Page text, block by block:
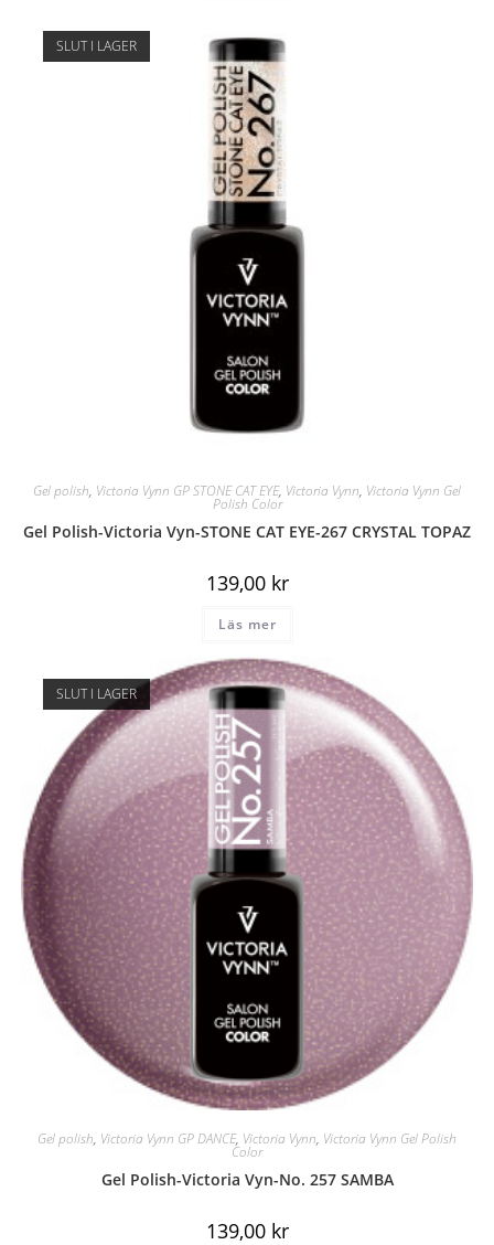
SLUT I LAGER
Gel polish, Victoria Vynn GP STONE CAT EYE, Victoria Vynn, Victoria Vynn Gel
Polish Color
Gel Polish-Victoria Vyn-STONE CAT EYE-267 CRYSTAL TOPAZ
139,00 kr
Läs mer
SLUT I LAGER
Gel polish, Victoria Vynn GP DANCE, Victoria Vynn, Victoria Vynn Gel Polish
Color
Gel Polish-Victoria Vyn-No. 257 SAMBA
139,00 kr